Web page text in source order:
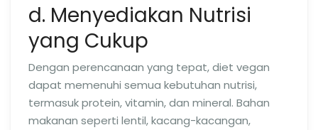
d. Menyediakan Nutrisi
yang Cukup
Dengan perencanaan yang tepat, diet vegan
dapat memenuhi semua kebutuhan nutrisi,
termasuk protein, vitamin, dan mineral. Bahan
makanan seperti lentil, kacang-kacangan,